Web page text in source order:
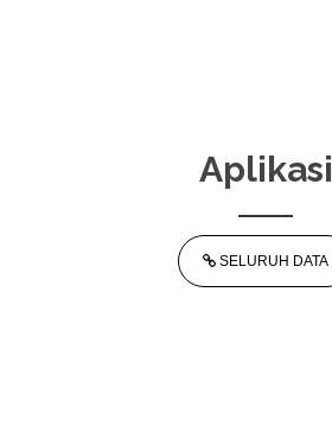
Aplikasi
SELURUH DATA